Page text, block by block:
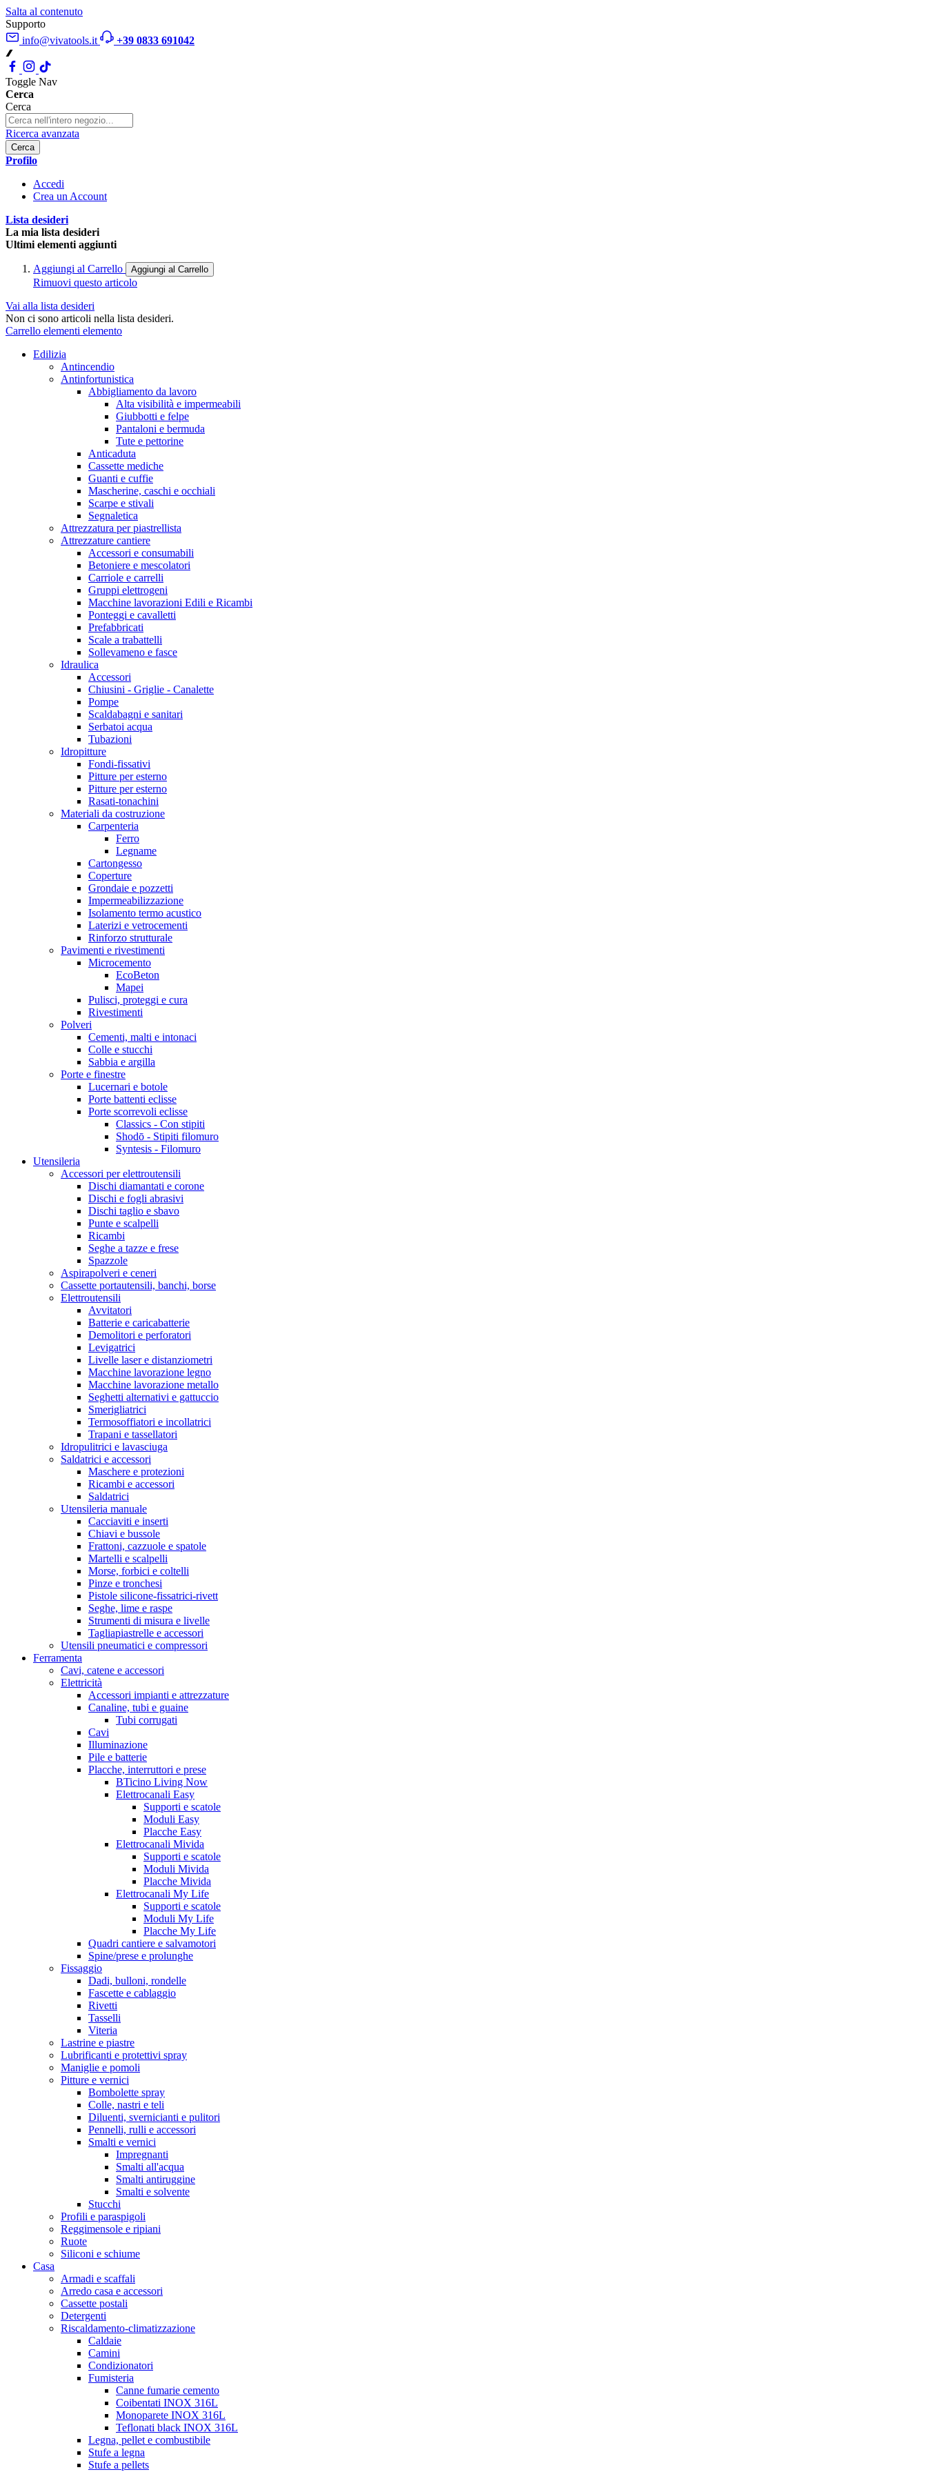
Salta al contenuto
Supporto
info@vivatools.it
+39 0833 691042
Toggle Nav
Cerca
Cerca
Ricerca avanzata
Cerca
Profilo
Accedi
Crea un Account
Lista desideri
La mia lista desideri
Ultimi elementi aggiunti
Aggiungi al Carrello Aggiungi al Carrello
Rimuovi questo articolo
Vai alla lista desideri
Non ci sono articoli nella lista desideri.
Carrello elementi elemento
Edilizia
Antincendio
Antinfortunistica
Abbigliamento da lavoro
Alta visibilità e impermeabili
Giubbotti e felpe
Pantaloni e bermuda
Tute e pettorine
Anticaduta
Cassette mediche
Guanti e cuffie
Mascherine, caschi e occhiali
Scarpe e stivali
Segnaletica
Attrezzatura per piastrellista
Attrezzature cantiere
Accessori e consumabili
Betoniere e mescolatori
Carriole e carrelli
Gruppi elettrogeni
Macchine lavorazioni Edili e Ricambi
Ponteggi e cavalletti
Prefabbricati
Scale a trabattelli
Sollevameno e fasce
Idraulica
Accessori
Chiusini - Griglie - Canalette
Pompe
Scaldabagni e sanitari
Serbatoi acqua
Tubazioni
Idropitture
Fondi-fissativi
Pitture per esterno
Pitture per esterno
Rasati-tonachini
Materiali da costruzione
Carpenteria
Ferro
Legname
Cartongesso
Coperture
Grondaie e pozzetti
Impermeabilizzazione
Isolamento termo acustico
Laterizi e vetrocementi
Rinforzo strutturale
Pavimenti e rivestimenti
Microcemento
EcoBeton
Mapei
Pulisci, proteggi e cura
Rivestimenti
Polveri
Cementi, malti e intonaci
Colle e stucchi
Sabbia e argilla
Porte e finestre
Lucernari e botole
Porte battenti eclisse
Porte scorrevoli eclisse
Classics - Con stipiti
Shodō - Stipiti filomuro
Syntesis - Filomuro
Utensileria
Accessori per elettroutensili
Dischi diamantati e corone
Dischi e fogli abrasivi
Dischi taglio e sbavo
Punte e scalpelli
Ricambi
Seghe a tazze e frese
Spazzole
Aspirapolveri e ceneri
Cassette portautensili, banchi, borse
Elettroutensili
Avvitatori
Batterie e caricabatterie
Demolitori e perforatori
Levigatrici
Livelle laser e distanziometri
Macchine lavorazione legno
Macchine lavorazione metallo
Seghetti alternativi e gattuccio
Smerigliatrici
Termosoffiatori e incollatrici
Trapani e tassellatori
Idropulitrici e lavasciuga
Saldatrici e accessori
Maschere e protezioni
Ricambi e accessori
Saldatrici
Utensileria manuale
Cacciaviti e inserti
Chiavi e bussole
Frattoni, cazzuole e spatole
Martelli e scalpelli
Morse, forbici e coltelli
Pinze e tronchesi
Pistole silicone-fissatrici-rivett
Seghe, lime e raspe
Strumenti di misura e livelle
Tagliapiastrelle e accessori
Utensili pneumatici e compressori
Ferramenta
Cavi, catene e accessori
Elettricità
Accessori impianti e attrezzature
Canaline, tubi e guaine
Tubi corrugati
Cavi
Illuminazione
Pile e batterie
Placche, interruttori e prese
BTicino Living Now
Elettrocanali Easy
Supporti e scatole
Moduli Easy
Placche Easy
Elettrocanali Mivida
Supporti e scatole
Moduli Mivida
Placche Mivida
Elettrocanali My Life
Supporti e scatole
Moduli My Life
Placche My Life
Quadri cantiere e salvamotori
Spine/prese e prolunghe
Fissaggio
Dadi, bulloni, rondelle
Fascette e cablaggio
Rivetti
Tasselli
Viteria
Lastrine e piastre
Lubrificanti e protettivi spray
Maniglie e pomoli
Pitture e vernici
Bombolette spray
Colle, nastri e teli
Diluenti, svernicianti e pulitori
Pennelli, rulli e accessori
Smalti e vernici
Impregnanti
Smalti all'acqua
Smalti antiruggine
Smalti e solvente
Stucchi
Profili e paraspigoli
Reggimensole e ripiani
Ruote
Siliconi e schiume
Casa
Armadi e scaffali
Arredo casa e accessori
Cassette postali
Detergenti
Riscaldamento-climatizzazione
Caldaie
Camini
Condizionatori
Fumisteria
Canne fumarie cemento
Coibentati INOX 316L
Monoparete INOX 316L
Teflonati black INOX 316L
Legna, pellet e combustibile
Stufe a legna
Stufe a pellets